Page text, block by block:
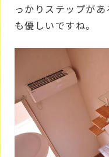
っかりステップが
も優しいですね。